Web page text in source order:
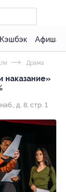
Кэшбэк Афиша
Драма
наказание»
д. 8, стр. 1